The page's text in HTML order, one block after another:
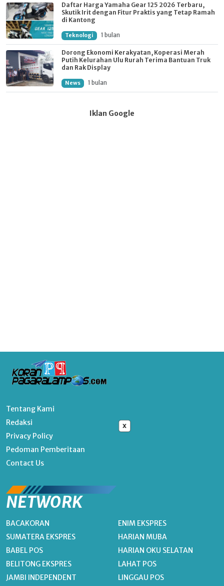
Daftar Harga Yamaha Gear 125 2026 Terbaru,
Skutik Irit dengan Fitur Praktis yang Tetap Ramah
di Kantong
Teknologi 1 bulan
Dorong Ekonomi Kerakyatan, Koperasi Merah
Putih Kelurahan Ulu Rurah Terima Bantuan Truk
dan Rak Display
News 1 bulan
x
Iklan Google
Tentang Kami
Redaksi
Privacy Policy
Pedoman Pemberitaan
Contact Us
NETWORK
BACAKORAN
SUMATERA EKSPRES
BABEL POS
BELITONG EKSPRES
JAMBI INDEPENDENT
ENIM EKSPRES
HARIAN MUBA
HARIAN OKU SELATAN
LAHAT POS
LINGGAU POS